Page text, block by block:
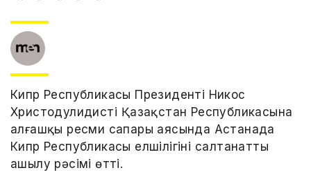
Кипр Республикасы Президенті Никос
Христодулидистің Қазақстан Республикасына
алғашқы ресми сапары аясында Астанада
Кипр Республикасы елшілігінің салтанатты
ашылу рәсімі өтті.